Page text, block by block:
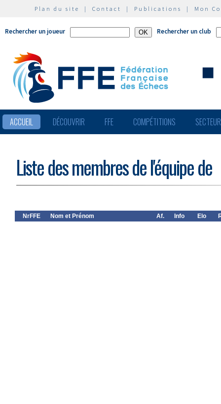
Plan du site | Contact | Publications | Mon
Rechercher un joueur Rechercher un club
ACCUEIL DÉCOUVRIR FFE COMPÉTITIONS
Liste des membres de l'équipe de
NrFFE Nom et Prénom Af. Info Elo